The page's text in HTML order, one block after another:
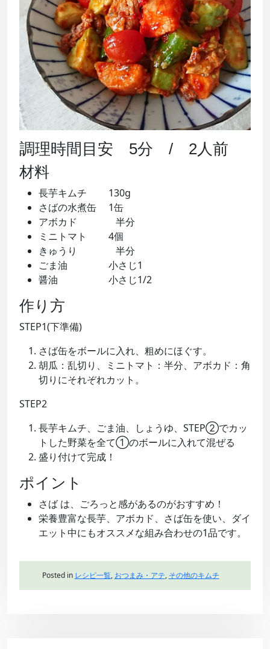
調理時間目安 5分 / 2人前
材料
長芋キムチ 130g
さばの水煮缶 1缶
アボカド 半分
ミニトマト 4個
きゅうり 半分
ごま油 小さじ1
醤油 小さじ1/2
作り方
STEP1(下準備)
さば缶をボールに入れ、粗めにほぐす。
胡瓜：乱切り、ミニトマト：半分、アボカド：角
切りにそれぞれカット。
STEP2
長芋キムチ、ごま油、しょうゆ、STEP②でカッ
トした野菜を全て①のボールに入れて混ぜる
盛り付けて完成！
ポイント
さば は、ごろっと感があるのがおすすめ！
栄養豊富な長芋、アボカド、さば缶を使い、ダイ
エット中にもオススメな組み合わせの1品です。
Posted in レシピ一覧, おつまみ・アテ, その他のキムチ